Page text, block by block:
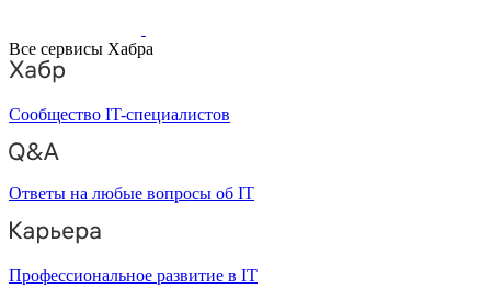
Все сервисы Хабра
Сообщество IT-специалистов
Ответы на любые вопросы об IT
Профессиональное развитие в IT